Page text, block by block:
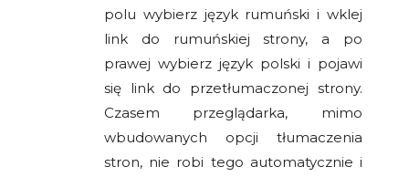
polu wybierz język rumuński i wklej
link do rumuńskiej strony, a po
prawej wybierz język polski i pojawi
się link do przetłumaczonej strony.
Czasem przeglądarka, mimo
wbudowanych opcji tłumaczenia
stron, nie robi tego automatycznie i